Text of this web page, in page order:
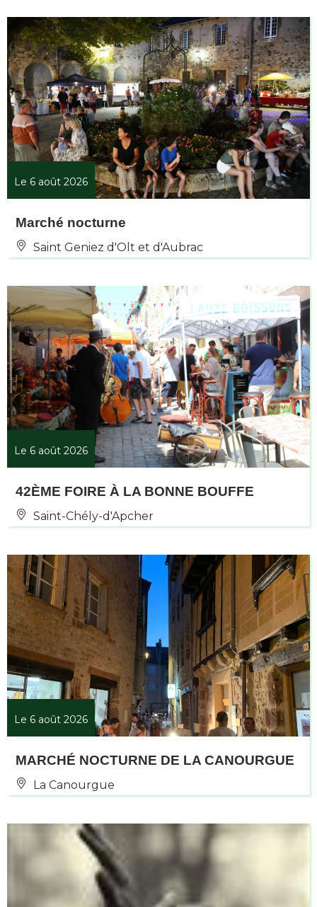
Le 6 août 2026
Marché nocturne
Saint Geniez d'Olt et d'Aubrac
Le 6 août 2026
42ÈME FOIRE À LA BONNE BOUFFE
Saint-Chély-d'Apcher
Le 6 août 2026
MARCHÉ NOCTURNE DE LA CANOURGUE
La Canourgue